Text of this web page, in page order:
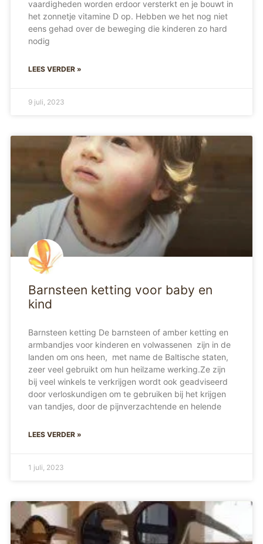
vaardigheden worden erdoor versterkt en je bouwt in
het zonnetje vitamine D op. Hebben we het nog niet
eens gehad over de beweging die kinderen zo hard
nodig
LEES VERDER »
9 juli, 2023
Barnsteen ketting voor baby en
kind
Barnsteen ketting De barnsteen of amber ketting en
armbandjes voor kinderen en volwassenen zijn in de
landen om ons heen, met name de Baltische staten,
zeer veel gebruikt om hun heilzame werking.Ze zijn
bij veel winkels te verkrijgen wordt ook geadviseerd
door verloskundigen om te gebruiken bij het krijgen
van tandjes, door de pijnverzachtende en helende
LEES VERDER »
1 juli, 2023